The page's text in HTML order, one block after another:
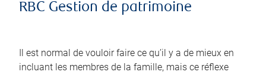
RBC Gestion de patrimoine
Il est normal de vouloir faire ce qu’il y a de mieux en
incluant les membres de la famille, mais ce réflexe